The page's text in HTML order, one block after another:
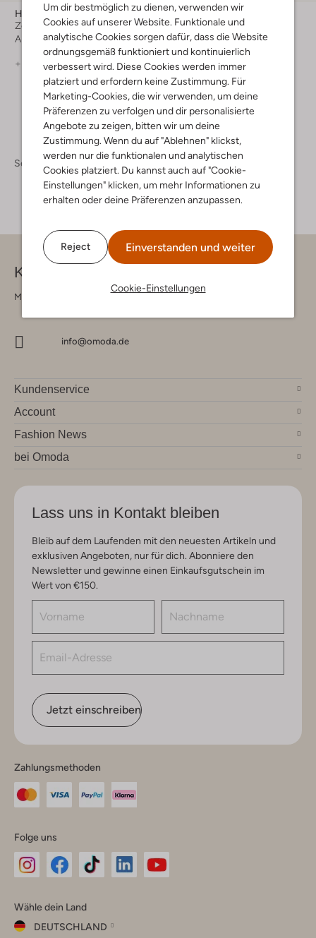
Um dir bestmöglich zu dienen, verwenden wir
Cookies auf unserer Website. Funktionale und
analytische Cookies sorgen dafür, dass die Website
ordnungsgemäß funktioniert und kontinuierlich
verbessert wird. Diese Cookies werden immer
platziert und erfordern keine Zustimmung. Für
Marketing-Cookies, die wir verwenden, um deine
Präferenzen zu verfolgen und dir personalisierte
Angebote zu zeigen, bitten wir um deine
Zustimmung. Wenn du auf "Ablehnen" klickst,
werden nur die funktionalen und analytischen
Cookies platziert. Du kannst auch auf "Cookie-
Einstellungen" klicken, um mehr Informationen zu
erhalten oder deine Präferenzen anzupassen.
Reject Einverstanden und weiter
Cookie-Einstellungen
Havaianas
Zehentrenner
Ab
€ 22,99
+ mehr farben
Havaianas
Zehentrenner
€ 29,99 € 26,99
+ mehr farben
Schuhe
Kontakt
Montag - Freitag 09:00 - 17:00 uur
info@omoda.de
Kundenservice
Account
Fashion News
bei Omoda
Lass uns in Kontakt bleiben
Bleib auf dem Laufenden mit den neuesten Artikeln und
exklusiven Angeboten, nur für dich. Abonniere den
Newsletter und gewinne einen Einkaufsgutschein im
Wert von €150.
Jetzt einschreiben
Zahlungsmethoden
Folge uns
Instagram
Facebook
TikTok
Wähle dein Land
DEUTSCHLAND